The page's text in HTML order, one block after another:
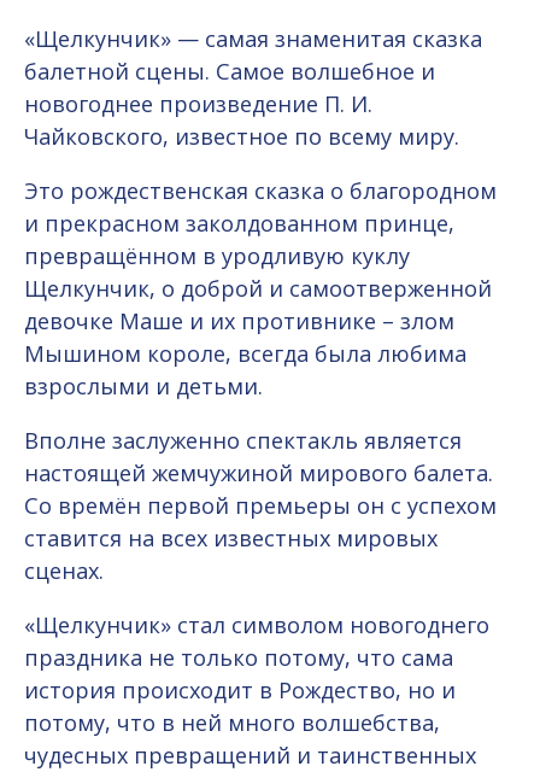
«Щелкунчик» — самая знаменитая сказка
балетной сцены. Самое волшебное и
новогоднее произведение П. И.
Чайковского, известное по всему миру.
Это рождественская сказка о благородном
и прекрасном заколдованном принце,
превращённом в уродливую куклу
Щелкунчик, о доброй и самоотверженной
девочке Маше и их противнике – злом
Мышином короле, всегда была любима
взрослыми и детьми.
Вполне заслуженно спектакль является
настоящей жемчужиной мирового балета.
Со времён первой премьеры он с успехом
ставится на всех известных мировых
сценах.
«Щелкунчик» стал символом новогоднего
праздника не только потому, что сама
история происходит в Рождество, но и
потому, что в ней много волшебства,
чудесных превращений и таинственных